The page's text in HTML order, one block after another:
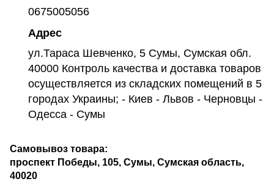
0675005056
Адрес
ул.Тараса Шевченко, 5 Сумы, Сумская обл.
40000 Контроль качества и доставка товаров
осуществляется из складских помещений в 5
городах Украины; - Киев - Львов - Черновцы -
Одесса - Сумы
Самовывоз товара:
проспект Победы, 105, Сумы, Сумская область,
40020